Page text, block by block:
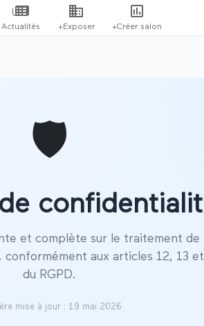
Actualités +Exposer +Créer salon
🛡️
et complète sur le traitement de
conformément aux articles 12, 13
du RGPD.
mise à jour : 19 mai 2026